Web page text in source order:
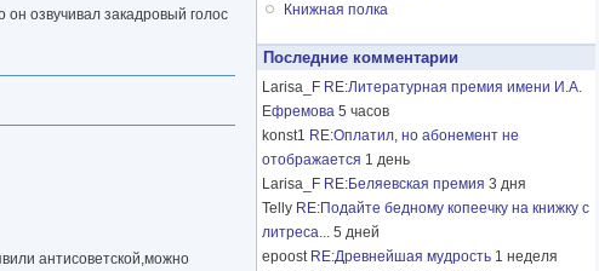
озвучивал закадровый голос
антисоветской,можно
Книжная полка
Последние комментарии
Larisa_F RE:Литературная премия имени И.А.
Ефремова 5 часов
konst1 RE:Оплатил, но абонемент не
отображается 1 день
Larisa_F RE:Беляевская премия 3 дня
Telly RE:Подайте бедному копеечку на книжку с
литреса... 5 дней
epoost RE:Древнейшая мудрость 1 неделя